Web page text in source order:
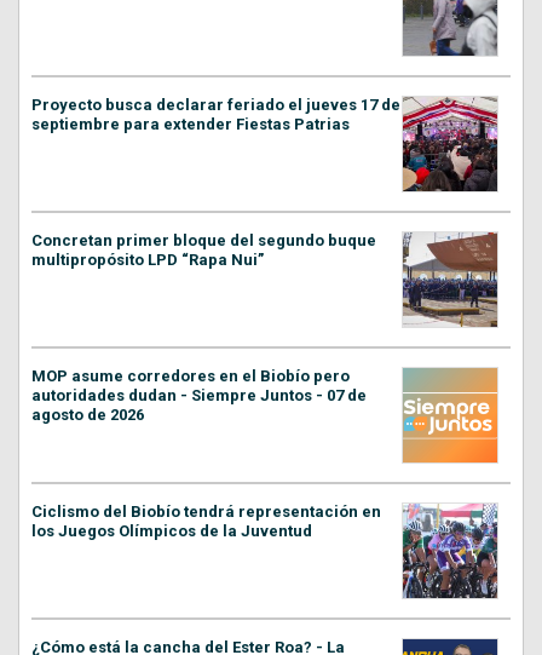
Proyecto busca declarar feriado el jueves 17 de
septiembre para extender Fiestas Patrias
Concretan primer bloque del segundo buque
multipropósito LPD “Rapa Nui”
MOP asume corredores en el Biobío pero
autoridades dudan - Siempre Juntos - 07 de
agosto de 2026
Ciclismo del Biobío tendrá representación en
los Juegos Olímpicos de la Juventud
¿Cómo está la cancha del Ester Roa? - La